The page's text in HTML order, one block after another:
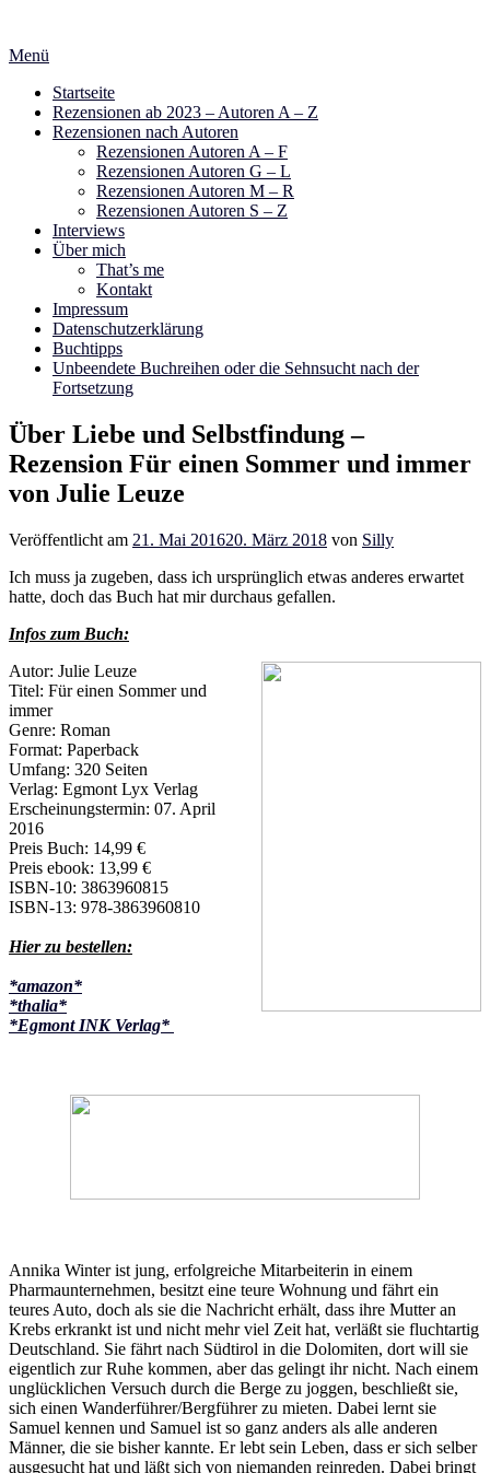
springen
Menü
Startseite
Rezensionen ab 2023 – Autoren A – Z
Rezensionen nach Autoren
Rezensionen Autoren A – F
Rezensionen Autoren G – L
Rezensionen Autoren M – R
Rezensionen Autoren S – Z
Interviews
Über mich
That’s me
Kontakt
Impressum
Datenschutzerklärung
Buchtipps
Unbeendete Buchreihen oder die Sehnsucht nach der
Fortsetzung
Über Liebe und Selbstfindung –
Rezension Für einen Sommer und immer
von Julie Leuze
Veröffentlicht am 21. Mai 201620. März 2018 von Silly
Ich muss ja zugeben, dass ich ursprünglich etwas anderes erwartet
hatte, doch das Buch hat mir durchaus gefallen.
Infos zum Buch:
Autor: Julie Leuze
Titel: Für einen Sommer und
immer
Genre: Roman
Format: Paperback
Umfang: 320 Seiten
Verlag: Egmont Lyx Verlag
Erscheinungstermin: 07. April
2016
Preis Buch: 14,99 €
Preis ebook: 13,99 €
ISBN-10: 3863960815
ISBN-13: 978-3863960810
Hier zu bestellen:
*amazon*
*thalia*
*Egmont INK Verlag*
Annika Winter ist jung, erfolgreiche Mitarbeiterin in einem
Pharmaunternehmen, besitzt eine teure Wohnung und fährt ein
teures Auto, doch als sie die Nachricht erhält, dass ihre Mutter an
Krebs erkrankt ist und nicht mehr viel Zeit hat, verläßt sie fluchtartig
Deutschland. Sie fährt nach Südtirol in die Dolomiten, dort will sie
eigentlich zur Ruhe kommen, aber das gelingt ihr nicht. Nach einem
unglücklichen Versuch durch die Berge zu joggen, beschließt sie,
sich einen Wanderführer/Bergführer zu mieten. Dabei lernt sie
Samuel kennen und Samuel ist so ganz anders als alle anderen
Männer, die sie bisher kannte. Er lebt sein Leben, dass er sich selber
ausgesucht hat und läßt sich von niemanden reinreden. Dabei bringt